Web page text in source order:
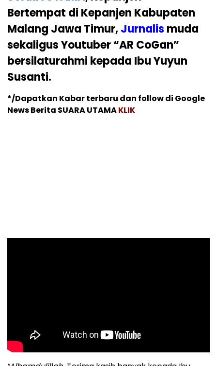
Bertempat di Kepanjen Kabupaten
Malang Jawa Timur,Jurnalis muda
sekaligus Youtuber “AR CoGan”
bersilaturahmi kepada Ibu Yuyun
Susanti.
*/Dapatkan Kabar terbaru dan follow di Google
News Berita SUARA UTAMAKLIK